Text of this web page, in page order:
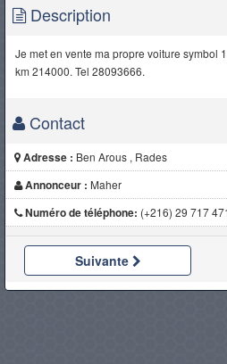
Description
Je met en vente ma propre voiture symbol
km 214000. Tel 28093666.
Contact
Adresse : Ben Arous , Rades
Annonceur : Maher
Numéro de téléphone: (+216) 29 717
Suivante